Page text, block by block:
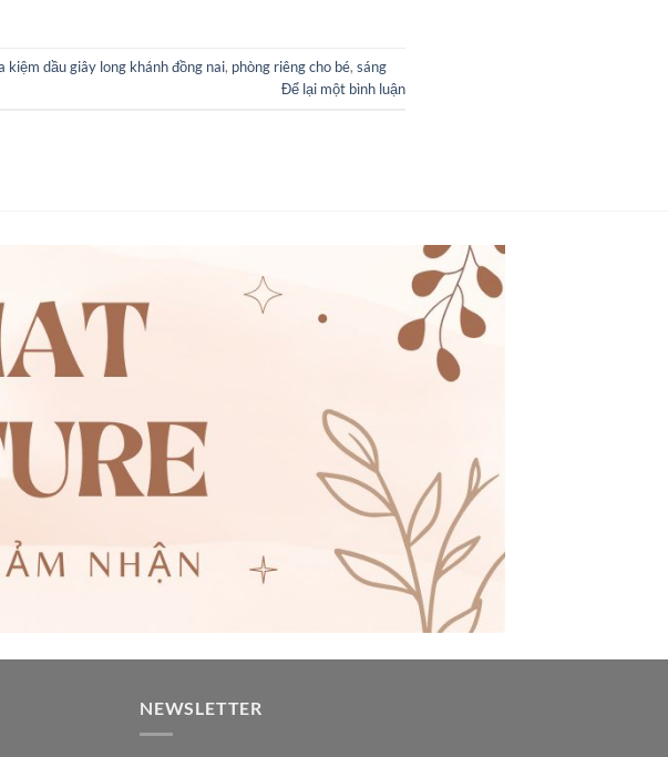
kiệm dầu giây long khánh đồng nai, phòng riêng cho bé, sáng
Để lại một bình luận
NEWSLETTER